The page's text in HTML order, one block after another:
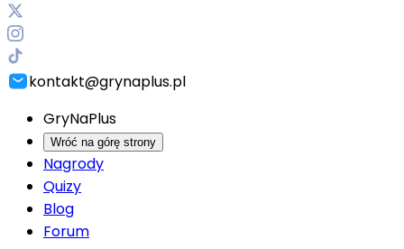
kontakt@grynaplus.pl
GryNaPlus
Wróć na górę strony
Nagrody
Quizy
Blog
Forum